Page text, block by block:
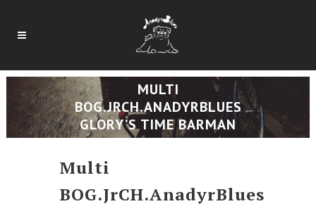
MULTI
BOG.JRCH.ANADYRBLUES
GLORY’S TIME BARMAN
Multi
BOG.JrCH.AnadyrBlues